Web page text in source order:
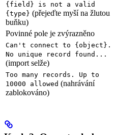
{field} is not a valid
{type} (přejeďte myší na žlutou
buňku)
Povinné pole je zvýrazněno
Can't connect to {object}.
No unique record found...
(import selže)
Too many records. Up to
10000 allowed (nahrávání
zablokováno)